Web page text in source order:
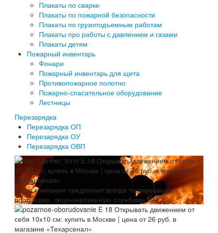
Плакаты по сварке
Плакаты по пожарной безопасности
Плакаты по грузоподъемным работам
Плакаты про работы с давлением и газами
Плакаты детям
Пожарный инвентарь
Фонари
Пожарный инвентарь для щита
Противопожарное полотно
Пожарно-спасательное оборудование
Лестницы
Перезарядка
Перезарядка ОП
Перезарядка ОУ
Перезарядка ОВП
Наша компания предлагает всегда тестируемую
продукцию, лицензированную службами МЧС.